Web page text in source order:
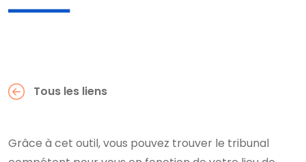
Tous les liens
Grâce à cet outil, vous pouvez trouver le tribunal